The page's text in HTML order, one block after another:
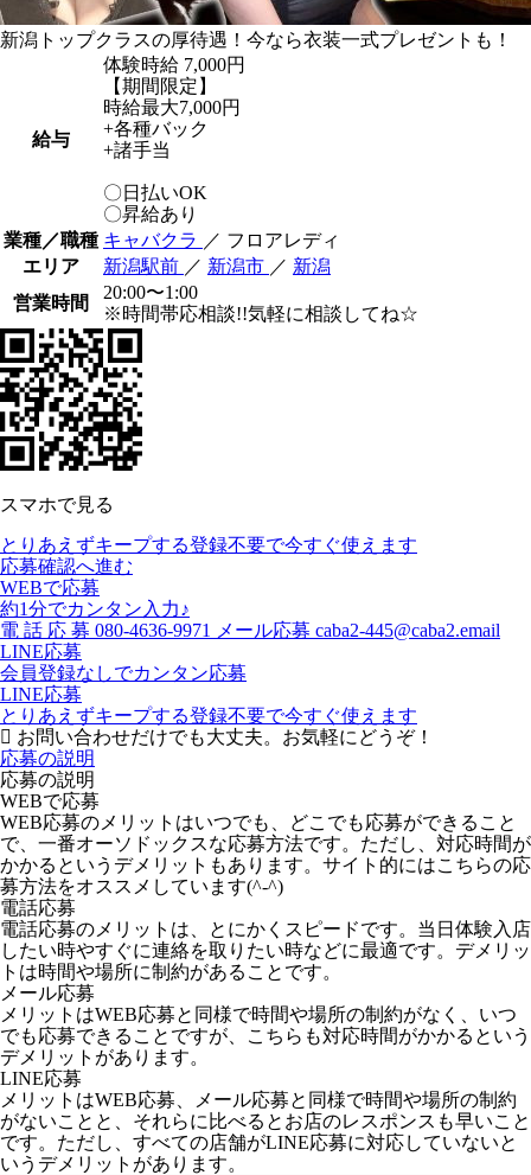
新潟トップクラスの厚待遇！今なら衣装一式プレゼントも！
給与
体験時給 7,000円
【期間限定】
時給最大7,000円
+各種バック
+諸手当
〇日払いOK
〇昇給あり
業種／職種 キャバクラ ／ フロアレディ
エリア
新潟駅前 ／ 新潟市 ／ 新潟
営業時間
20:00〜1:00
※時間帯応相談!!気軽に相談してね☆
スマホで見る
とりあえずキープする登録不要で今すぐ使えます
応募確認へ進む
WEBで応募
約1分でカンタン入力♪
電 話 応 募 080-4636-9971 メール応募 caba2-445@caba2.email
LINE応募
会員登録なしでカンタン応募
LINE応募
とりあえずキープする登録不要で今すぐ使えます
お問い合わせだけでも大丈夫。お気軽にどうぞ！
応募の説明
応募の説明
WEBで応募
WEB応募のメリットはいつでも、どこでも応募ができること
で、一番オーソドックスな応募方法です。ただし、対応時間が
かかるというデメリットもあります。サイト的にはこちらの応
募方法をオススメしています(^-^)
電話応募
電話応募のメリットは、とにかくスピードです。当日体験入店
したい時やすぐに連絡を取りたい時などに最適です。デメリッ
トは時間や場所に制約があることです。
メール応募
メリットはWEB応募と同様で時間や場所の制約がなく、いつ
でも応募できることですが、こちらも対応時間がかかるという
デメリットがあります。
LINE応募
メリットはWEB応募、メール応募と同様で時間や場所の制約
がないことと、それらに比べるとお店のレスポンスも早いこと
です。ただし、すべての店舗がLINE応募に対応していないと
いうデメリットがあります。